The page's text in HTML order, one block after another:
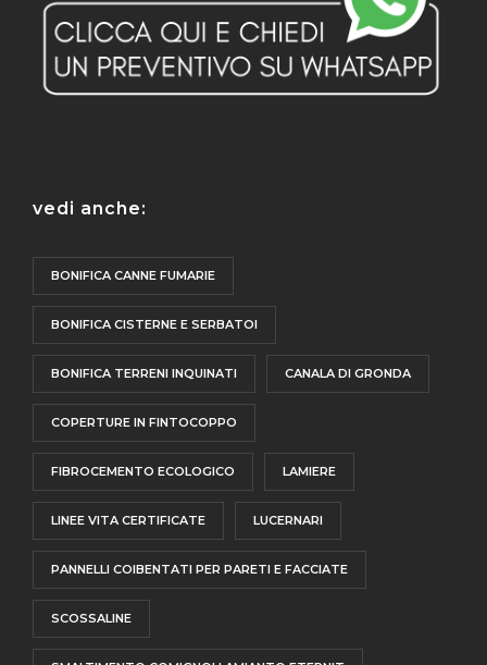
vedi anche:
BONIFICA CANNE FUMARIE
BONIFICA CISTERNE E SERBATOI
BONIFICA TERRENI INQUINATI CANALA DI GRONDA
COPERTURE IN FINTOCOPPO
FIBROCEMENTO ECOLOGICO LAMIERE
LINEE VITA CERTIFICATE LUCERNARI
PANNELLI COIBENTATI PER PARETI E FACCIATE
SCOSSALINE